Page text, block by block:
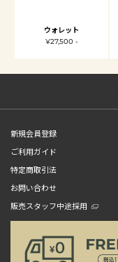
ウォレット
¥27,500 -
新規会員登録
ご利用ガイド
特定商取引法
お問い合わせ
販売スタッフ中途採用